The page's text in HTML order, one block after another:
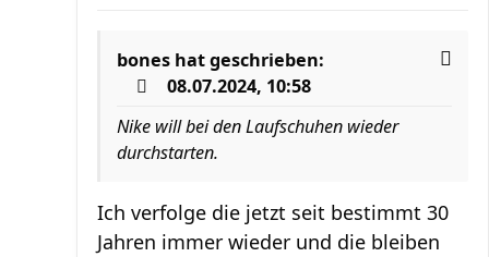
bones hat geschrieben:
08.07.2024, 10:58
Nike will bei den Laufschuhen wieder
durchstarten.
Ich verfolge die jetzt seit bestimmt 30
Jahren immer wieder und die bleiben